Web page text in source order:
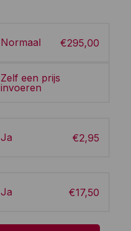
Normaal €295,00
Zelf een prijs
invoeren
Ja €2,95
Ja €17,50